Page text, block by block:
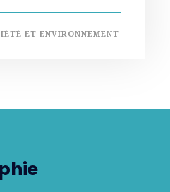
ET ENVIRONNEMENT